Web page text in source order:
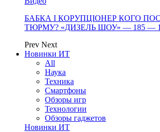
БАБКА І КОРУПЦІОНЕР КОГО
ТЮРМУ? «ДИЗЕЛЬ ШОУ» — 185 —
Prev Next
Новинки ИТ
All
Наука
Техника
Смартфоны
Обзоры игр
Технологии
Обзоры гаджетов
Новинки ИТ